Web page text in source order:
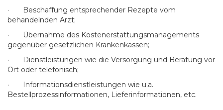
· Beschaffung entsprechender Rezepte vom
behandelnden Arzt;
· Übernahme des Kostenerstattungsmanagements
gegenüber gesetzlichen Krankenkassen;
· Dienstleistungen wie die Versorgung und Beratung vor
Ort oder telefonisch;
· Informationsdienstleistungen wie u.a.
Bestellprozessinformationen, Lieferinformationen, etc.